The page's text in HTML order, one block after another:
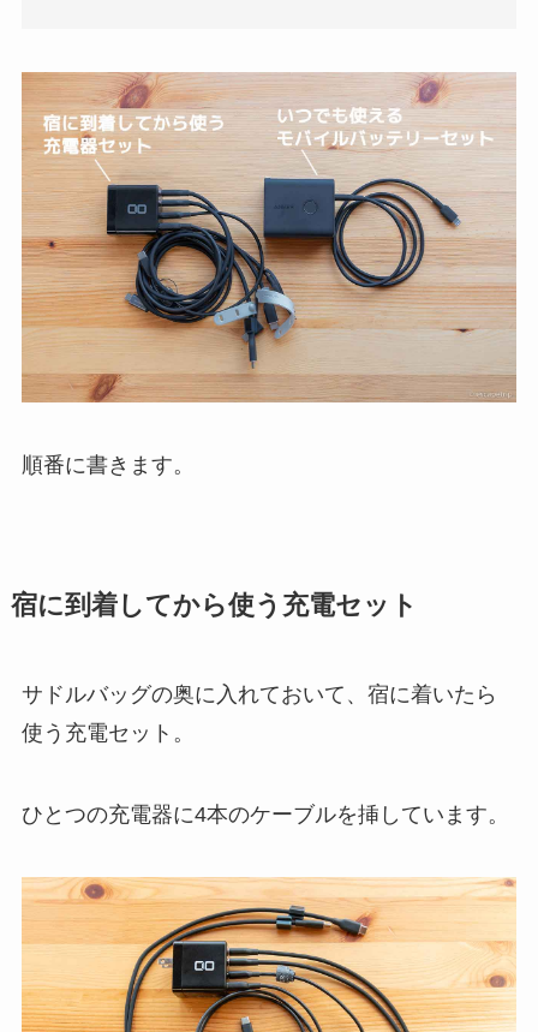
順番に書きます。
宿に到着してから使う充電セット
サドルバッグの奥に入れておいて、宿に着いたら
使う充電セット。
ひとつの充電器に4本のケーブルを挿しています。